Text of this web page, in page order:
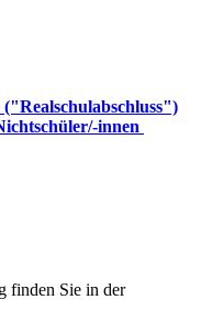
innen
finden Sie in der